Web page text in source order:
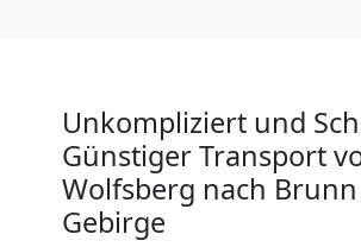
Unkompliziert und
Günstiger Transport
Wolfsberg nach
Gebirge